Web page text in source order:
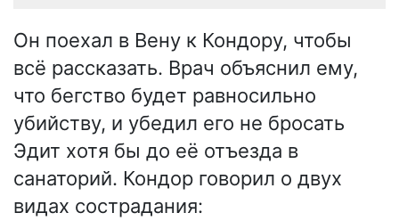
Он поехал в Вену к Кондору, чтобы
всё рассказать. Врач объяснил ему,
что бегство будет равносильно
убийству, и убедил его не бросать
Эдит хотя бы до её отъезда в
санаторий. Кондор говорил о двух
видах сострадания: